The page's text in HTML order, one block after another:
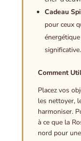
Cadeau
pour ceux
significative.
Comment
Placez vos
les nettoyer,
harmoniser.
à ce que la
nord pour